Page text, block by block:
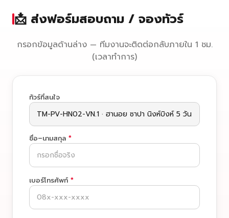
📩 ส่งฟอร์มสอบถาม / จองทัวร์
กรอกข้อมูลด้านล่าง — ทีมงานจะติดต่อกลับภายใน 1 ชม.
(เวลาทำการ)
ทัวร์ที่สนใจ
ชื่อ–นามสกุล *
เบอร์โทรศัพท์ *